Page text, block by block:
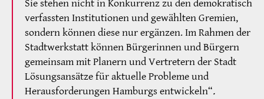
Sie stehen nicht in Konkurrenz zu den demokratisch
verfassten Institutionen und gewählten Gremien,
sondern können diese nur ergänzen. Im Rahmen der
Stadtwerkstatt können Bürgerinnen und Bürgern
gemeinsam mit Planern und Vertretern der Stadt
Lösungsansätze für aktuelle Probleme und
Herausforderungen Hamburgs entwickeln“.